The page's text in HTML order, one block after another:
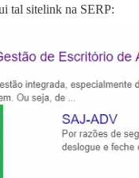
tal sitelink na SERP: